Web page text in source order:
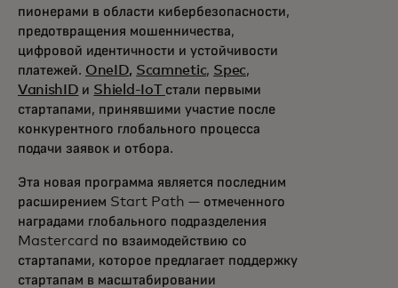
пионерами в области кибербезопасности,
предотвращения мошенничества,
цифровой идентичности и устойчивости
платежей. OneID, Scamnetic, Spec,
VanishID и Shield-IoT стали первыми
стартапами, принявшими участие после
конкурентного глобального процесса
подачи заявок и отбора.
Эта новая программа является последним
расширением Start Path — отмеченного
наградами глобального подразделения
Mastercard по взаимодействию со
стартапами, которое предлагает поддержку
стартапам в масштабировании